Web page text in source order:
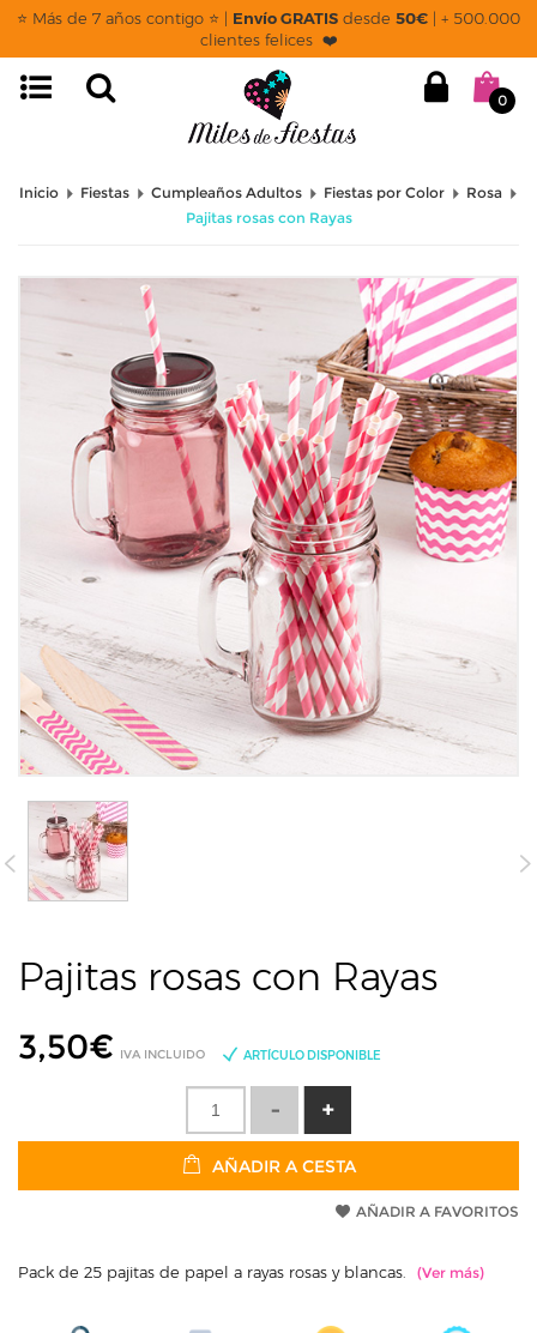
⭐ Más de 7 años contigo ⭐ | Envío GRATIS desde 50€ | + 500.000
clientes felices ❤️
0
Inicio Fiestas Cumpleaños Adultos Fiestas por Color
Rosa
Pajitas rosas con Rayas
Pajitas rosas con Rayas
3,50€ IVA INCLUIDO ARTÍCULO DISPONIBLE
AÑADIR A CESTA
AÑADIR A FAVORITOS
Pack de 25 pajitas de papel a rayas rosas y blancas.